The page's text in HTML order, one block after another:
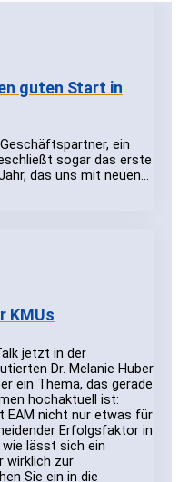
guten Start in
ein
sogar das erste
das uns mit neuen…
KMUs
jetzt in der
Dr. Melanie Huber
ein Thema, das gerade
hochaktuell ist:
EAM nicht nur etwas für
Erfolgsfaktor in
wie lässt sich ein
wirklich zur
Sie ein in die